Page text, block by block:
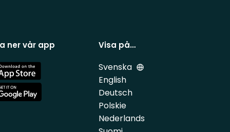
ner vår app Visa på…
Svenska
English
Deutsch
Polskie
Nederlands